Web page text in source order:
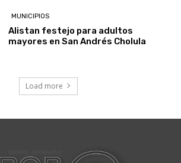
MUNICIPIOS
Alistan festejo para adultos
mayores en San Andrés Cholula
Load more